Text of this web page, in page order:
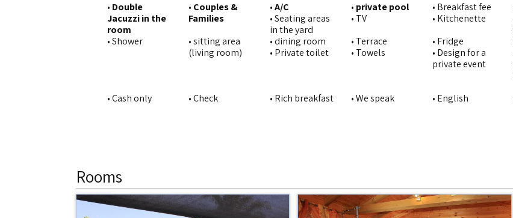
• Double
Jacuzzi in the
room
• Couples &
Families
•A/C • private pool • Breakfast fee
• Seating areas
in the yard
• TV • Kitchenette
• Shower
• sitting area
(living room)
• dining room • Terrace • Fridge
• Private toilet
• Towels
• Design for a
private event
• Cash only
• Check • Rich breakfast • We speak • English
Rooms